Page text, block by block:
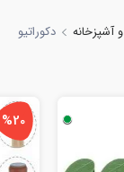
آشپزخانه دکوراتیو
%20